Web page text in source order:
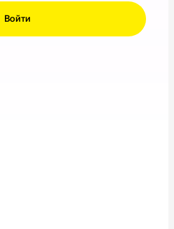
Войти